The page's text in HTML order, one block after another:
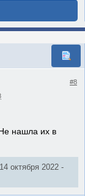
#8
нашла их в
октября 2022 -